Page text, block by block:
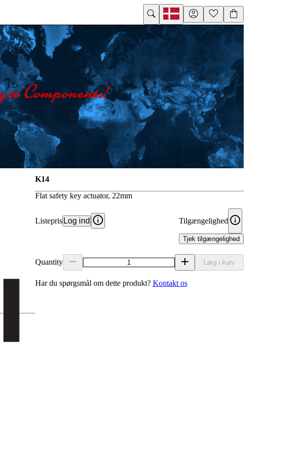
K14
Flat safety key actuator, 22mm
Listepris Log ind Tilgængelighed
Tjek tilgængelighed
Quantity Læg i kurv
Har du spørgsmål om dette produkt? Kontakt os